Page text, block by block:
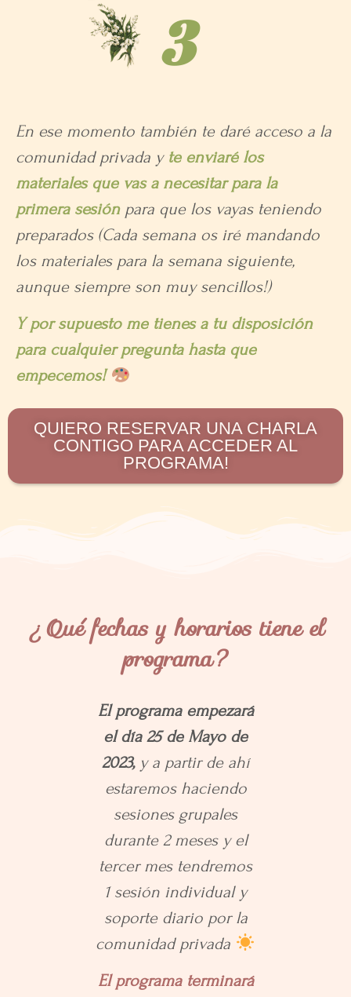
3
En ese momento también te daré acceso a la
comunidad privada y te enviaré los
materiales que vas a necesitar para la
primera sesión para que los vayas teniendo
preparados (Cada semana os iré mandando
los materiales para la semana siguiente,
aunque siempre son muy sencillos!)
Y por supuesto me tienes a tu disposición
para cualquier pregunta hasta que
empecemos!
QUIERO RESERVAR UNA CHARLA
CONTIGO PARA ACCEDER AL
PROGRAMA!
¿Qué fechas y horarios tiene el
programa?
El programa empezará
el día 25 de Mayo de
2023,y a partir de ahí
estaremos haciendo
sesiones grupales
durante 2 meses y el
tercer mes tendremos
1 sesión individual y
soporte diario por la
comunidad privada
El programa terminará